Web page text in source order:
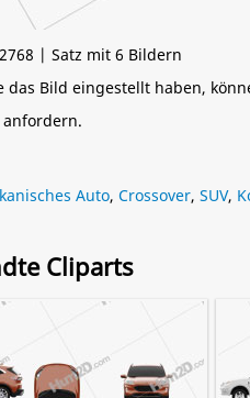
| Satz mit 6 Bildern
das Bild eingestellt haben,
Auto, Crossover, SUV,
Cliparts